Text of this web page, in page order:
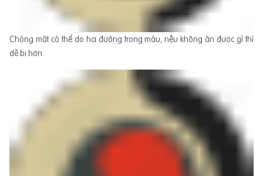
Chóng mặt có thể do hạ đường trong máu, nếu không ăn được gì thì
dễ bị hơn.